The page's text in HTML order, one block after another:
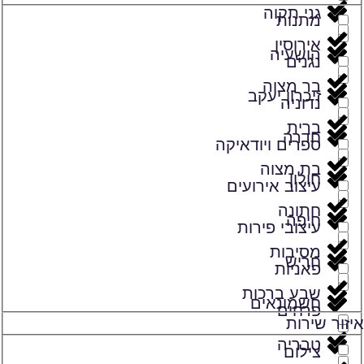
מתנות
נגנים
נדוניה
ספרים ויודאיקה
עיצוב אירועים
עיצובי פירות
פאניות
פרחים
צילום
גני תקוה
הושעיה
זיכרון יעקב
חדרה
חולון
חיפה
חריש
חשמונאים
טבריה
אירוסין
בר מצוה
ברית
בת מצוה
חתונה
מסיבות
שבע ברכות
איזור שירות